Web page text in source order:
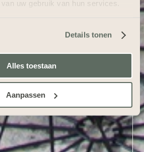
uw gebruik van hun services.
Details tonen
Alles toestaan
Aanpassen